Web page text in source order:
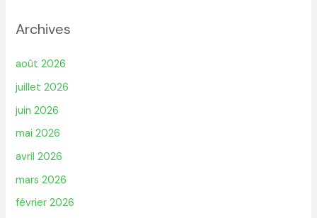
Archives
août 2026
juillet 2026
juin 2026
mai 2026
avril 2026
mars 2026
février 2026